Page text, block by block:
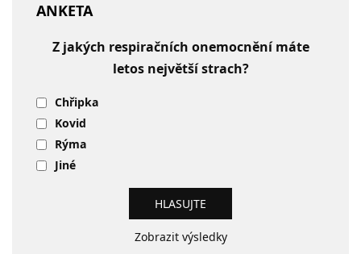
ANKETA
Z jakých respiračních onemocnění máte
letos největší strach?
Chřipka
Kovid
Rýma
Jiné
Zobrazit výsledky